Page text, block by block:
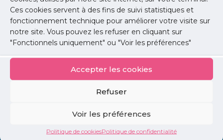
Ces cookies servent à des fins de suivi statistiques et
fonctionnement technique pour améliorer votre visite sur
notre site. Vous pouvez les refuser en cliquant sur
"Fonctionnels uniquement" ou "Voir les préférences"
Accepter les cookies
Refuser
Voir les préférences
Politique de cookiesPolitique de confidentialité
Permanence d’aide à l’installation